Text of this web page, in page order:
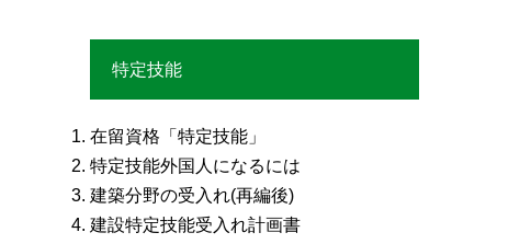
特定技能
在留資格「特定技能」
特定技能外国人になるには
建築分野の受入れ(再編後)
建設特定技能受入れ計画書